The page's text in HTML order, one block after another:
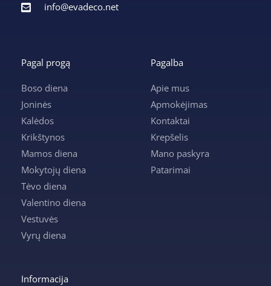
info@evadeco.net
Pagal progą
Boso diena
Joninės
Kalėdos
Krikštynos
Mamos diena
Mokytojų diena
Tėvo diena
Valentino diena
Vestuvės
Vyrų diena
Pagalba
Apie mus
Apmokėjimas
Kontaktai
Krepšelis
Mano paskyra
Patarimai
Informacija